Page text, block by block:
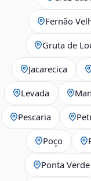
Fernão
Gruta de
Jacarecica
Levada
Pescaria
Poço
Ponta Verde